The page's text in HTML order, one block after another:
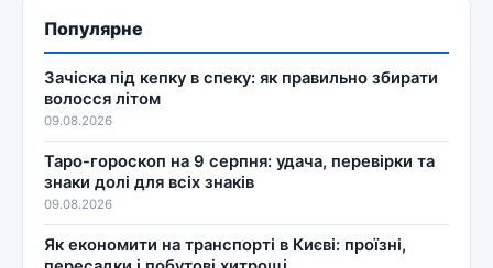
Популярне
Зачіска під кепку в спеку: як правильно збирати
волосся літом
09.08.2026
Таро-гороскоп на 9 серпня: удача, перевірки та
знаки долі для всіх знаків
09.08.2026
Як економити на транспорті в Києві: проїзні,